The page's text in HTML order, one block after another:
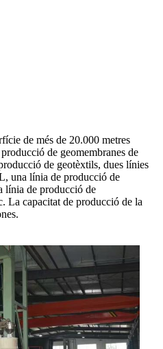
de més de 20.000 metres
de geomembranes de
de geotèxtils, dues línies
una línia de producció de
línia de producció de
La capacitat de producció de la